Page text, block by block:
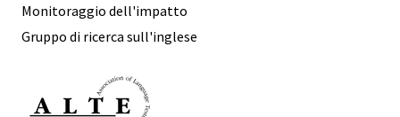
Monitoraggio dell'impatto
Gruppo di ricerca sull'inglese